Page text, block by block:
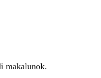
makalunok.